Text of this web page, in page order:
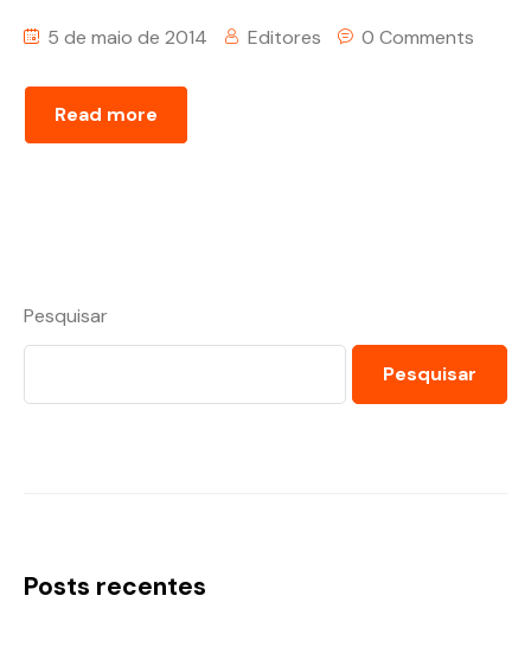
5 de maio de 2014 Editores 0 Comments
Read more
Pesquisar
Pesquisar
Posts recentes